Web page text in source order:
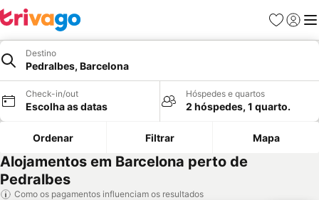
Favoritos
Iniciar
Destino
Pedralbes, Barcelona
Check-in/out
Escolha as datas
Hóspedes e quartos
2 hóspedes, 1 quarto.
Ordenar Filtrar Mapa
Alojamentos em Barcelona perto de
Pedralbes
Como os pagamentos influenciam os resultados